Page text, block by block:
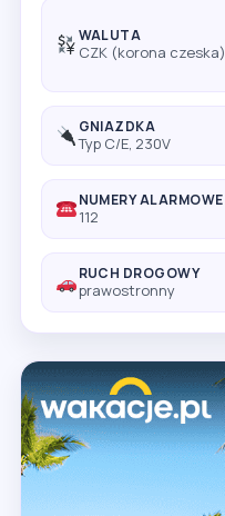
WALUTA
CZK (korona czeska)
GNIAZDKA
Typ C/E, 230V
NUMERY ALARMOWE
112
RUCH DROGOWY
prawostronny